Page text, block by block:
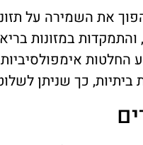
את השמירה על
במזונות
החלטות
כך שניתן